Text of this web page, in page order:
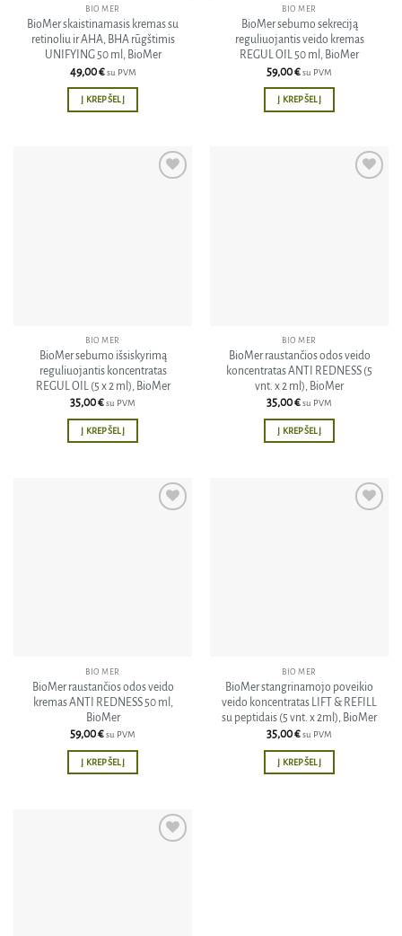
BIO MER
BioMer skaistinamasis kremas su
retinoliu ir AHA, BHA rūgštimis
UNIFYING 50 ml, BioMer
49,00€ su PVM
Į KREPŠELĮ
BIO MER
BioMer sebumo sekreciją
reguliuojantis veido kremas
REGUL OIL 50 ml, BioMer
59,00€su PVM
Į KREPŠELĮ
BIO MER
BioMer sebumo išsiskyrimą
reguliuojantis koncentratas
REGUL OIL (5 x 2 ml), BioMer
35,00€su PVM
Į KREPŠELĮ
BIO MER
BioMer raustančios odos veido
koncentratas ANTI REDNESS (5
vnt. x 2 ml), BioMer
35,00€su PVM
Į KREPŠELĮ
BIO MER
BioMer raustančios odos veido
kremas ANTI REDNESS 50 ml,
BioMer
59,00€su PVM
Į KREPŠELĮ
BIO MER
BioMer stangrinamojo poveikio
veido koncentratas LIFT & REFILL
su peptidais (5 vnt. x 2ml), BioMer
35,00€su PVM
Į KREPŠELĮ